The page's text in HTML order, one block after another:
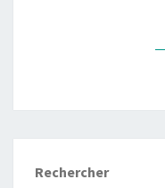
Rechercher